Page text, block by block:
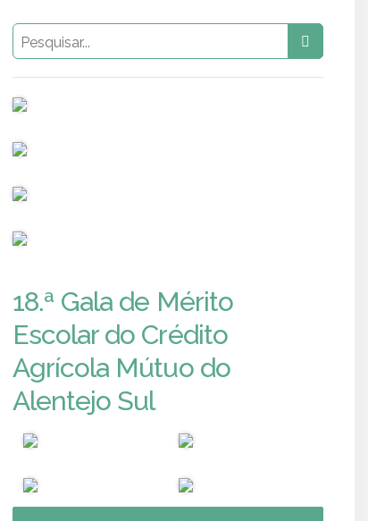
18.ª Gala de Mérito
Escolar do Crédito
Agrícola Mútuo do
Alentejo Sul